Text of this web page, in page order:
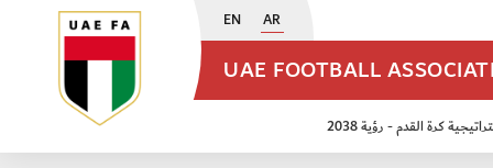
EN AR
UAE FOOTBALL
كرة القدم - رؤية 2038